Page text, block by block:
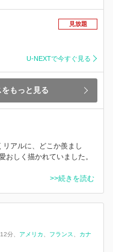
見放題
U-NEXTで今すぐ見る
もっと見る
アルに、どこか羨まし
おしく描かれていました。
>>続きを読む
分 アメリカ フランス
カナ